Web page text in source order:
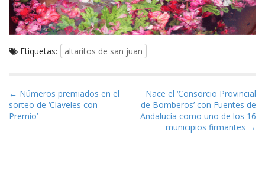
Etiquetas: altaritos de san juan
Navegación de entradas
← Números premiados en el
sorteo de ‘Claveles con
Premio’
Nace el ‘Consorcio Provincial
de Bomberos’ con Fuentes de
Andalucía como uno de los 16
municipios firmantes →